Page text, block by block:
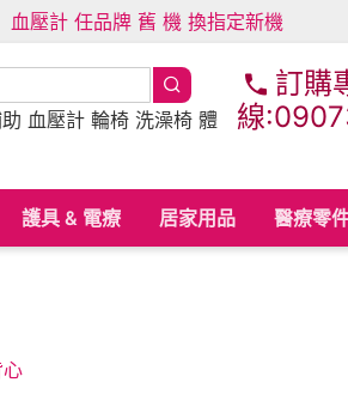
血壓計 任品牌 舊 機 換指定新機
血壓計 輪椅 洗澡椅 體
訂購
線
護具 & 電療 居家用品 醫療零